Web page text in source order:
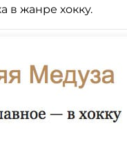
в жанре хокку.